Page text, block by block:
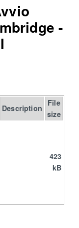
-
Description
File
size
423
kB